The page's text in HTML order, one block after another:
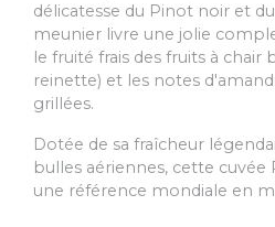
délicatesse du Pinot noir et
meunier livre une jolie
le fruité frais des fruits à
reinette) et les notes
grillées.
Dotée de sa fraîcheur
bulles aériennes, cette cuvée
une référence mondiale en